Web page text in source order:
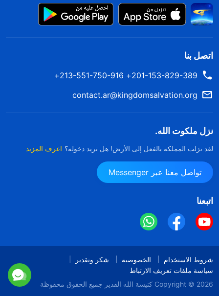
اتصل بنا
201-153-829-389+ 213-551-750-916+
contact.ar@kingdomsalvation.org
نزل ملكوت الله.
لقد نزلت المملكة بالفعل إلى الأرض! هل تريد دخوله؟ اعرف المزيد
تواصل معنا عبر Messenger
اتبعنا
شروط الاستخدام الخصوصية
شكر وتقدير
سياسة ملفات تعريف الارتباط
Copyright © 2026 كنيسة الله القدير جميع الحقوق محفوظة